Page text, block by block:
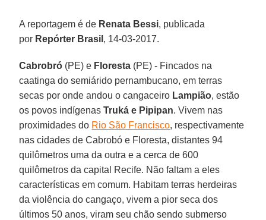
A reportagem é de Renata Bessi, publicada
por Repórter Brasil , 14-03-2017.
Cabrobró (PE) e Floresta (PE) - Fincados na
caatinga do semiárido pernambucano, em terras
secas por onde andou o cangaceiro Lampião, estão
os povos indígenasTruká e Pipipan. Vivem nas
proximidades do Rio São Francisco, respectivamente
nas cidades de Cabrobó e Floresta, distantes 94
quilômetros uma da outra e a cerca de 600
quilômetros da capital Recife. Não faltam a eles
características em comum. Habitam terras herdeiras
da violência do cangaço, vivem a pior seca dos
últimos 50 anos, viram seu chão sendo submerso